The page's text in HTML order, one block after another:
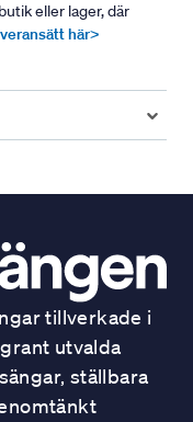
eller lager, där
här>
tillverkade i
utvalda
ställbara